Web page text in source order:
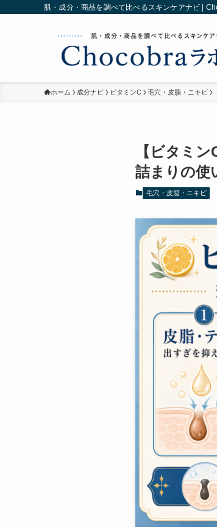
肌・成分・商品を調べて比べるスキンケアナビ |
ホーム 成分ナビ ビタミンC 毛穴・皮脂・ニキビ
【ビタミ
詰まりの使
毛穴・皮脂・ニキビ